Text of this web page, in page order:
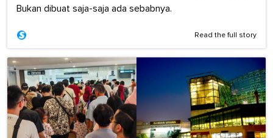
Bukan dibuat saja-saja ada sebabnya.
Read the full story